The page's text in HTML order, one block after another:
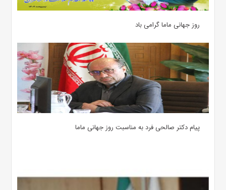
روز جهانی ماما گرامی باد
پیام دکتر صالحی فرد به مناسبت روز جهانی ماما